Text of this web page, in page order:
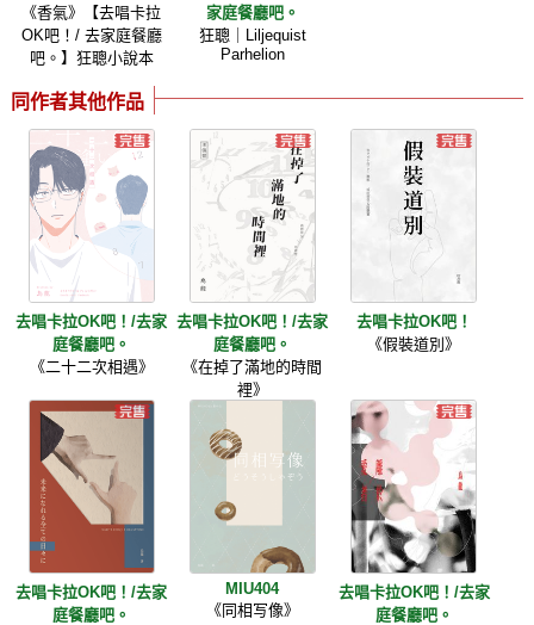
《香氣》【去唱卡拉
OK吧！/ 去家庭餐廳
吧。】狂聰小說本
家庭餐廳吧。
狂聰｜Liljequist
Parhelion
同作者其他作品
去唱卡拉OK吧！/去家
庭餐廳吧。
《二十二次相遇》
去唱卡拉OK吧！/去家
庭餐廳吧。
《在掉了滿地的時間
裡》
去唱卡拉OK吧！
《假裝道別》
去唱卡拉OK吧！/去家
庭餐廳吧。
MIU404
《同相写像》
去唱卡拉OK吧！/去家
庭餐廳吧。